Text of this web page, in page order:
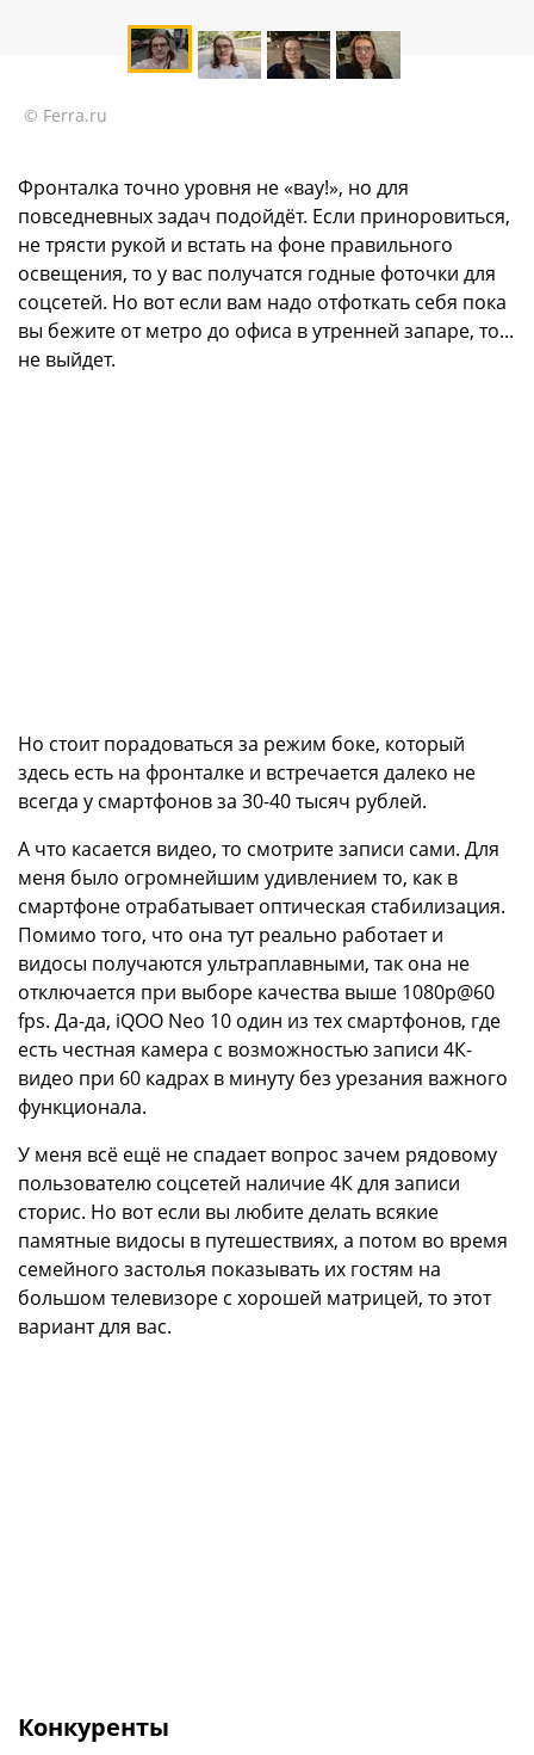
© Ferra.ru
Фронталка точно уровня не «вау!», но для
повседневных задач подойдёт. Если приноровиться,
не трясти рукой и встать на фоне правильного
освещения, то у вас получатся годные фоточки для
соцсетей. Но вот если вам надо отфоткать себя пока
вы бежите от метро до офиса в утренней запаре, то...
не выйдет.
Но стоит порадоваться за режим боке, который
здесь есть на фронталке и встречается далеко не
всегда у смартфонов за 30-40 тысяч рублей.
А что касается видео, то смотрите записи сами. Для
меня было огромнейшим удивлением то, как в
смартфоне отрабатывает оптическая стабилизация.
Помимо того, что она тут реально работает и
видосы получаются ультраплавными, так она не
отключается при выборе качества выше 1080p@60
fps. Да-да, iQOO Neo 10 один из тех смартфонов, где
есть честная камера с возможностью записи 4К-
видео при 60 кадрах в минуту без урезания важного
функционала.
У меня всё ещё не спадает вопрос зачем рядовому
пользователю соцсетей наличие 4К для записи
сторис. Но вот если вы любите делать всякие
памятные видосы в путешествиях, а потом во время
семейного застолья показывать их гостям на
большом телевизоре с хорошей матрицей, то этот
вариант для вас.
Конкуренты